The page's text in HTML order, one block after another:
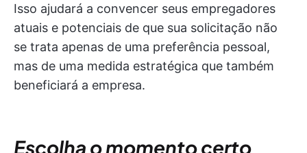
Isso ajudará a convencer seus empregadores
atuais e potenciais de que sua solicitação não
se trata apenas de uma preferência pessoal,
mas de uma medida estratégica que também
beneficiará a empresa.
Escolha o momento certo